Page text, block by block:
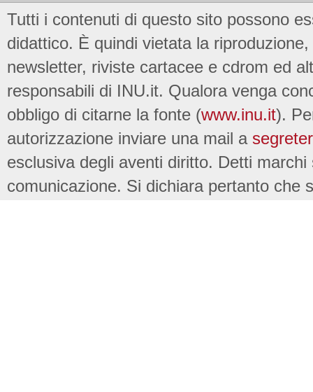
Tutti i contenuti di questo sito possono
didattico. È quindi vietata la
newsletter, riviste cartacee e cdrom ed
responsabili di INU.it. Qualora venga
obbligo di citarne la fonte (www.inu.it).
autorizzazione inviare una mail a
esclusiva degli aventi diritto. Detti
comunicazione. Si dichiara pertanto che